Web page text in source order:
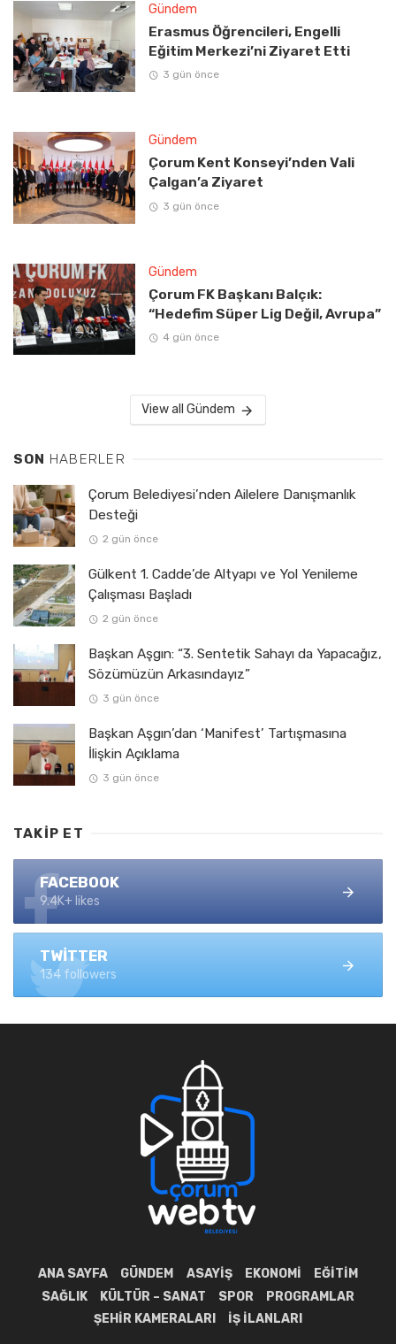
Gündem
Erasmus Öğrencileri, Engelli
Eğitim Merkezi’ni Ziyaret Etti
3 gün önce
Gündem
Çorum Kent Konseyi’nden Vali
Çalgan’a Ziyaret
3 gün önce
Gündem
Çorum FK Başkanı Balçık:
“Hedefim Süper Lig Değil, Avrupa”
4 gün önce
View all Gündem
SON HABERLER
Çorum Belediyesi’nden Ailelere Danışmanlık
Desteği
2 gün önce
Gülkent 1. Cadde’de Altyapı ve Yol Yenileme
Çalışması Başladı
2 gün önce
Başkan Aşgın: “3. Sentetik Sahayı da Yapacağız,
Sözümüzün Arkasındayız”
3 gün önce
Başkan Aşgın’dan ‘Manifest’ Tartışmasına
İlişkin Açıklama
3 gün önce
TAKIP ET
FACEBOOK
9.4K+ likes
TWITTER
134 followers
ANA SAYFA GÜNDEM ASAYIŞ EKONOMI
EĞITIM
SAĞLIK
KÜLTÜR – SANAT SPOR
PROGRAMLAR
ŞEHIR KAMERALARI
İŞ İLANLARI